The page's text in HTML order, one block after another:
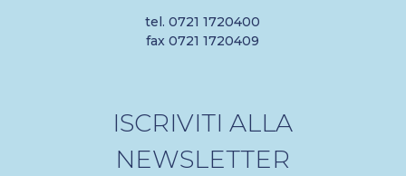
tel. 0721 1720400
fax 0721 1720409
ISCRIVITI ALLA
NEWSLETTER